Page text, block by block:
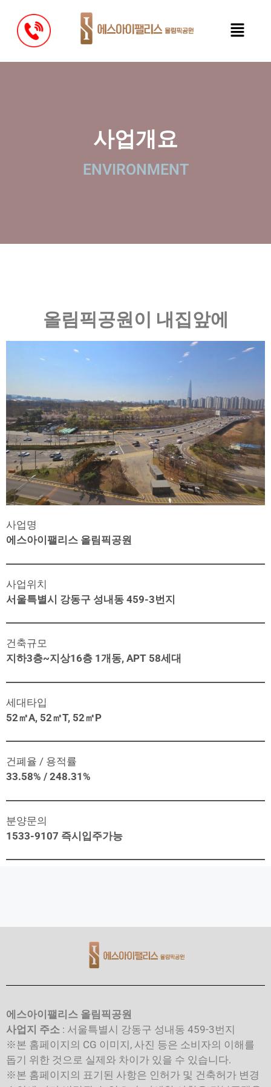
사업개요
ENVIRONMENT
올림픽공원이 내집앞에
사업명
에스아이팰리스 올림픽공원
사업위치
서울특별시 강동구 성내동 459-3번지
건축규모
지하3층~지상16층 1개동, APT 58세대
세대타입
52㎡A, 52㎡T, 52㎡P
건폐율 / 용적률
33.58% / 248.31%
분양문의
1533-9107 즉시입주가능
에스아이팰리스 올림픽공원
사업지 주소 : 서울특별시 강동구 성내동 459-3번지
※본 홈페이지의 CG 이미지, 사진 등은 소비자의 이해를
돕기 위한 것으로 실제와 차이가 있을 수 있습니다.
※본 홈페이지의 표기된 사항은 인허가 및 건축허가 변경